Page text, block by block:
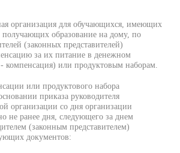
организация для обучающихся, имеющих
получающих образование на дому, по
(законных представителей)
за их питание в денежном
- компенсация) или продуктовым наборам.
или продуктового набора
приказа руководителя
организации со дня организации
не ранее дня, следующего за днем
(законным представителем)
документов: